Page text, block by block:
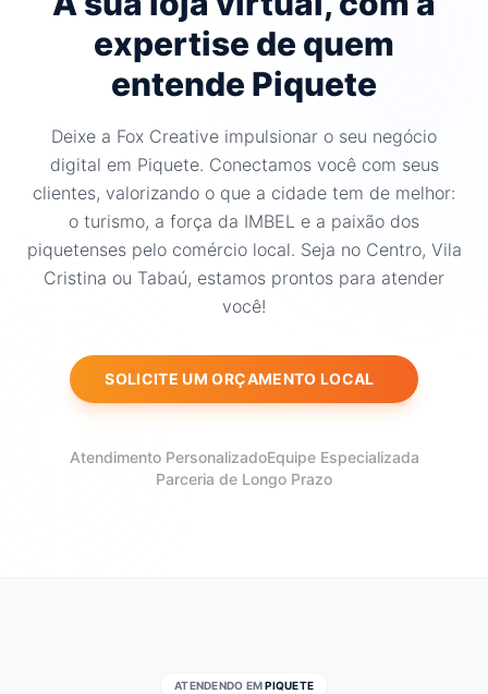
expertise de quem
entende Piquete
Deixe a Fox Creative impulsionar o seu negócio
digital em Piquete. Conectamos você com seus
clientes, valorizando o que a cidade tem de melhor:
o turismo, a força da IMBEL e a paixão dos
piquetenses pelo comércio local. Seja no Centro, Vila
Cristina ou Tabaú, estamos prontos para atender
você!
SOLICITE UM ORÇAMENTO LOCAL
Atendimento PersonalizadoEquipe Especializada
Parceria de Longo Prazo
ATENDENDO EMPIQUETE